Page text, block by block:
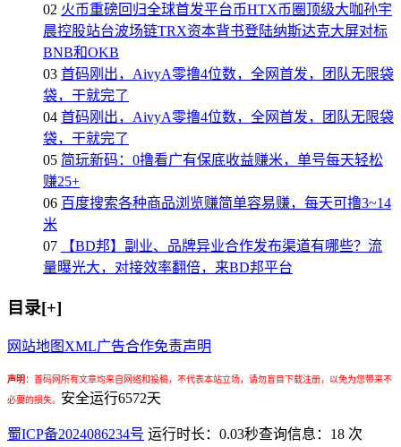
02 火币重磅回归全球首发平台币HTX币圈顶级大咖孙宇
晨控股站台波场链TRX资本背书登陆纳斯达克大屏对标
BNB和OKB
03 首码刚出，AivyA零撸4位数，全网首发，团队无限袋
袋，干就完了
04 首码刚出，AivyA零撸4位数，全网首发，团队无限袋
袋，干就完了
05 简玩新码：0撸看广有保底收益赚米，单号每天轻松
赚25+
06 百度搜索各种商品浏览赚简单容易赚，每天可撸3~14
米
07
【BD邦】副业、品牌异业合作发布渠道有哪些？流
量曝光大，对接效率翻倍，来BD邦平台
目录[+]
网站地图 XML广告合作免责声明
声明： 首码网所有文章均来自网络和投稿，不代表本站立场，请勿盲目下载注册，以免为您带来不
必要的损失。 安全运行6572天
蜀ICP备2024086234号 运行时长：0.03秒查询信息：18 次